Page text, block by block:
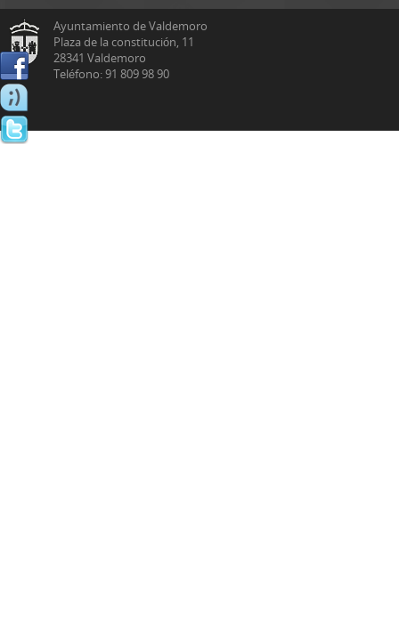
Ayuntamiento de Valdemoro
Plaza de la constitución, 11
28341 Valdemoro
Teléfono: 91 809 98 90